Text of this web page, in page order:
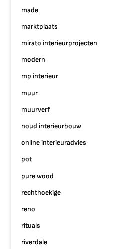
made
marktplaats
mirato interieurprojecten
modern
mp interieur
muur
muurverf
noud interieurbouw
online interieuradvies
pot
pure wood
rechthoekige
reno
rituals
riverdale